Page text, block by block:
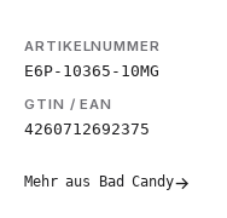
ARTIKELNUMMER
E6P-10365-10MG
GTIN / EAN
4260712692375
Mehr aus Bad Candy→